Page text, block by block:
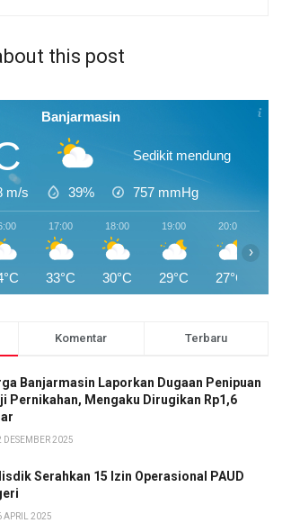
this post
Banjarmasin
Sedikit mendung
m/s 39% 757 mmHg
17:00
33°C
18:00
30°C
19:00
29°C
20:00
27°C
›
Komentar Terbaru
Banjarmasin Laporkan Dugaan Penipuan
Pernikahan, Mengaku Dirugikan Rp1,6
DESEMBER 2025
Serahkan 15 Izin Operasional PAUD
APRIL 2025